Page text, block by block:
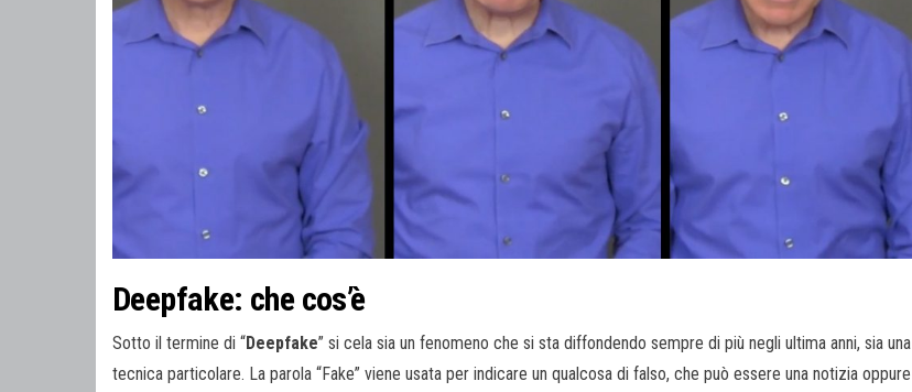
Deepfake: che cos’è
Sotto il termine di “Deepfake” si cela sia un fenomeno che si sta diffondendo sempre di più negli ultima anni, sia una
tecnica particolare. La parola “Fake” viene usata per indicare un qualcosa di falso, che può essere una notizia oppure